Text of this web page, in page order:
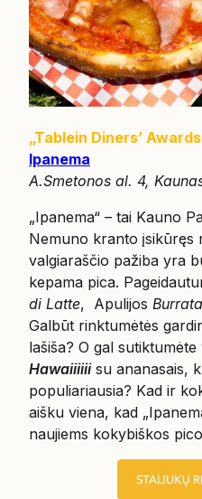
„Tablein Diners’
Ipanema
A.Smetonos al. 4,
„Ipanema“ – tai Kauno
Nemuno kranto įsikūręs
valgiaraščio pažiba yra
kepama pica.
di Latte, Apulijos Burrata
Galbūt rinktumėtės
lašiša? O gal
Hawaiiiiiisu ananasais,
populiariausia? Kad ir
aišku viena, kad
naujiems kokybiškos